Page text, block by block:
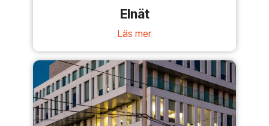
Elnät
Läs mer